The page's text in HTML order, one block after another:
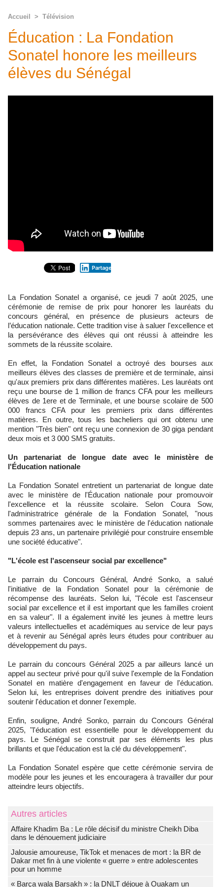
Accueil > Télévision
Éducation : La Fondation
Sonatel honore les meilleurs
élèves du Sénégal
Partager
La Fondation Sonatel a organisé, ce jeudi 7 août 2025, une
cérémonie de remise de prix pour honorer les lauréats du
concours général, en présence de plusieurs acteurs de
l’éducation nationale. Cette tradition vise à saluer l'excellence et
la persévérance des élèves qui ont réussi à atteindre les
sommets de la réussite scolaire.
En effet, la Fondation Sonatel a octroyé des bourses aux
meilleurs élèves des classes de première et de terminale, ainsi
qu'aux premiers prix dans différentes matières. Les lauréats ont
reçu une bourse de 1 million de francs CFA pour les meilleurs
élèves de 1ere et de Terminale, et une bourse scolaire de 500
000 francs CFA pour les premiers prix dans différentes
matières. En outre, tous les bacheliers qui ont obtenu une
mention "Très bien" ont reçu une connexion de 30 giga pendant
deux mois et 3 000 SMS gratuits.
Un partenariat de longue date avec le ministère de
l'Éducation nationale
La Fondation Sonatel entretient un partenariat de longue date
avec le ministère de l'Éducation nationale pour promouvoir
l'excellence et la réussite scolaire. Selon Coura Sow,
l'administratrice générale de la Fondation Sonatel, "nous
sommes partenaires avec le ministère de l'éducation nationale
depuis 23 ans, un partenaire privilégié pour construire ensemble
une société éducative".
"L'école est l'ascenseur social par excellence"
Le parrain du Concours Général, André Sonko, a salué
l'initiative de la Fondation Sonatel pour la cérémonie de
récompense des lauréats. Selon lui, "l'école est l'ascenseur
social par excellence et il est important que les familles croient
en sa valeur". Il a également invité les jeunes à mettre leurs
valeurs intellectuelles et académiques au service de leur pays
et à revenir au Sénégal après leurs études pour contribuer au
développement du pays.
Le parrain du concours Général 2025 a par ailleurs lancé un
appel au secteur privé pour qu'il suive l'exemple de la Fondation
Sonatel en matière d'engagement en faveur de l'éducation.
Selon lui, les entreprises doivent prendre des initiatives pour
soutenir l'éducation et donner l'exemple.
Enfin, souligne, André Sonko, parrain du Concours Général
2025, "l'éducation est essentielle pour le développement du
pays. Le Sénégal se construit par ses éléments les plus
brillants et que l'éducation est la clé du développement".
La Fondation Sonatel espère que cette cérémonie servira de
modèle pour les jeunes et les encouragera à travailler dur pour
atteindre leurs objectifs.
Autres articles
Affaire Khadim Ba : Le rôle décisif du ministre Cheikh Diba
dans le dénouement judiciaire
Jalousie amoureuse, TikTok et menaces de mort : la BR de
Dakar met fin à une violente « guerre » entre adolescentes
pour un homme
« Barça wala Barsakh » : la DNLT déjoue à Ouakam un